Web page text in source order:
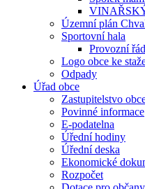
Územní plán
Sportovní hala
Provozní řád
Logo obce ke
Odpady
Úřad obce
Zastupitelstvo
Povinné informace
E-podatelna
Úřední hodiny
Úřední deska
Ekonomické
Rozpočet